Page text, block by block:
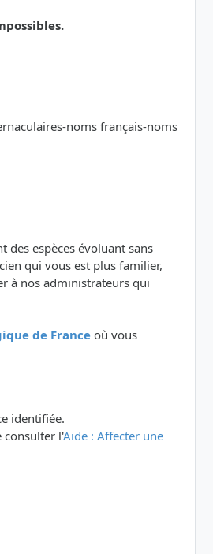
noms français-noms
des espèces évoluant sans
qui vous est plus familier,
à nos administrateurs qui
de France où vous
identifiée.
consulter l'Aide : Affecter une